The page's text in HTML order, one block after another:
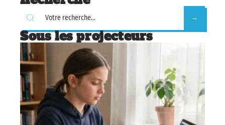
Sous les projecteurs